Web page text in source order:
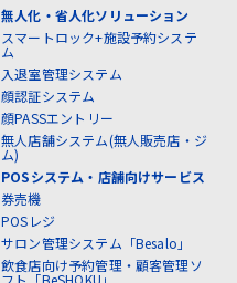
無人化・省人化ソリューション
スマートロック+施設予約システ
ム
入退室管理システム
顔認証システム
顔PASSエントリー
無人店舗システム(無人販売店・ジ
ム)
POSシステム・店舗向けサービス
券売機
POSレジ
サロン管理システム「Besalo」
飲食店向け予約管理・顧客管理ソ